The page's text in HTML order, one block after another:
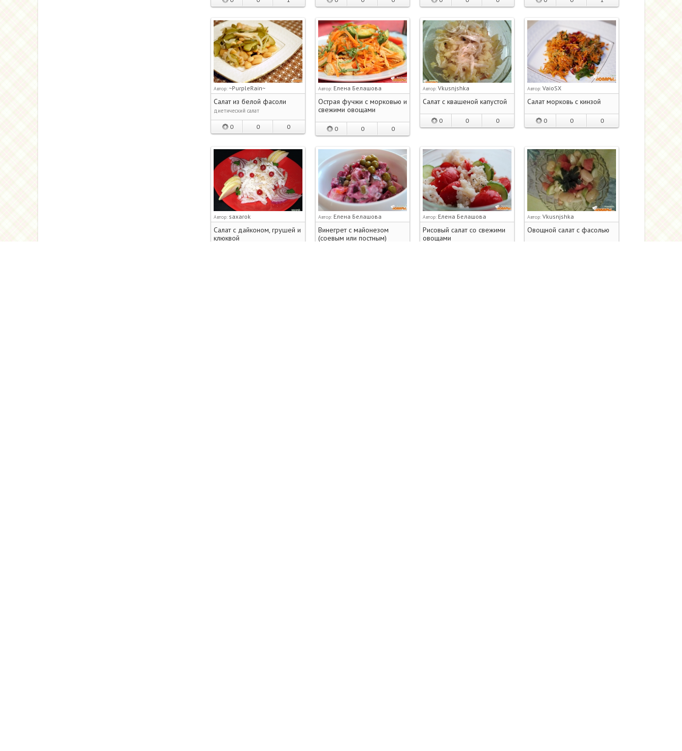
Автор: ~PurpleRain~
Салат из белой фасоли
диетический салат
0 0 0
Автор: Елена Белашова
Острая фучжи с морковью и
свежими овощами
0 0 0
Автор: Vkusnjshka
Салат с квашеной капустой
0 0 0
Автор: VaioSX
Салат морковь с кинзой
0 0 0
Автор: saxarok
Салат с дайконом, грушей и
клюквой
Автор: Елена Белашова
Винегрет с майонезом
(соевым или постным)
Автор: Елена Белашова
Рисовый салат со свежими
овощами
Автор: Vkusnjshka
Овощной салат с фасолью